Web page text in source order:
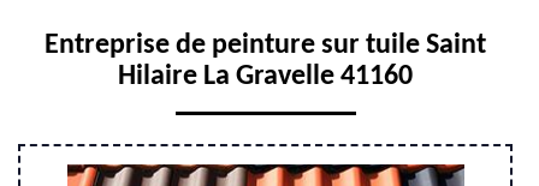
Entreprise de peinture sur tuile Saint
Hilaire La Gravelle 41160